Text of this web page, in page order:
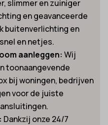
slimmer en zuiniger
en geavanceerde
buitenverlichting en
en netjes.
aanleggen: Wij
toonaangevende
bij woningen, bedrijven
voor de juiste
Dankzij onze 24/7